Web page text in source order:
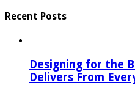
Recent Posts
Designing for the
Delivers From